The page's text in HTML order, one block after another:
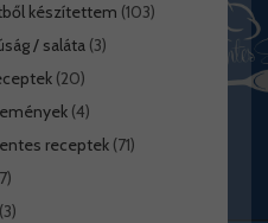
készítettem (103)
/ saláta(3)
(20)
(4)
receptek(71)